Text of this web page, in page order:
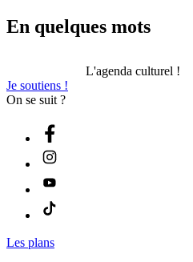
En quelques mots
L'agenda culturel !
Je soutiens !
On se suit ?
Les plans